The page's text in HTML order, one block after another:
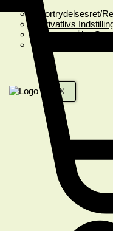
Fortrydelsesret/
Privatlivs
Spørgsmål & Svar
X